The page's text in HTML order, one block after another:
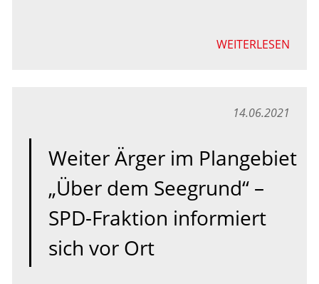
WEITERLESEN
14.06.2021
Weiter Ärger im Plangebiet
„Über dem Seegrund“ –
SPD-Fraktion informiert
sich vor Ort